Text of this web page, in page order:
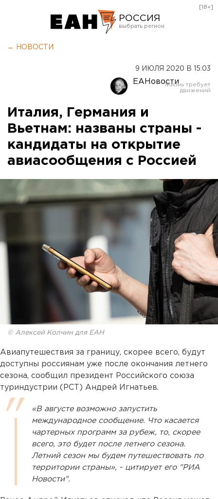
РОССИЯ
Оренбург
[18+]
← НОВОСТИ
9 ИЮЛЯ 2020 В 15:03
ЕАНовости
Италия, Германия и
Вьетнам: названы страны -
кандидаты на открытие
авиасообщения с Россией
© Алексей Колчин для ЕАН
Авиапутешествия за границу, скорее всего, будут
доступны россиянам уже после окончания летнего
сезона, сообщил президент Российского союза
туриндустрии (РСТ) Андрей Игнатьев.
«В августе возможно запустить
международное сообщение. Что касается
чартерных программ за рубеж, то, скорее
всего, это будет после летнего сезона.
Летний сезон мы будем путешествовать по
территории страны», - цитирует его "РИА
Новости".